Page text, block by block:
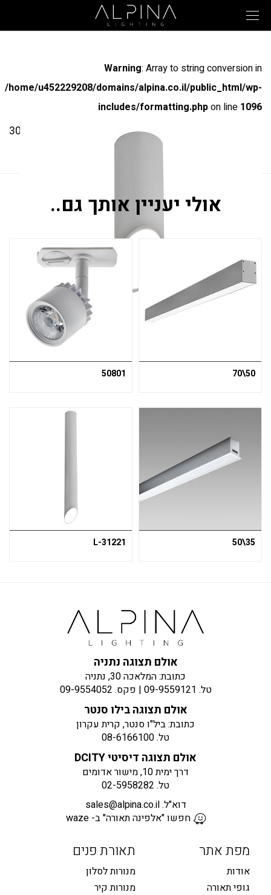
Warning: Array to string conversion in
/home/u452229208/domains/alpina.co.il/public_html/wp-
includes/formatting.phpon line 1096
אולי יעניין אותך גם..
50\70
50801
35\50
31221-L
אולם תצוגה נתניה
כתובת: המלאכה 30, נתניה
טל. 09-9559121 | פקס. 09-9554052
אולם תצוגה בילו סנטר
כתובת: ביל"ו סנטר, קרית עקרון
טל.08-6166100
אולם תצוגה דיסיטי DCITY
דרך ימית 10, מישור אדומים
טל. 02-5958282
דוא"ל.sales@alpina.co.il
חפשו "אלפינה תאורה" ב- waze
מפת אתר
אודות
גופי תאורה
תאורת פנים
מנורות לסלון
מנורות קיר